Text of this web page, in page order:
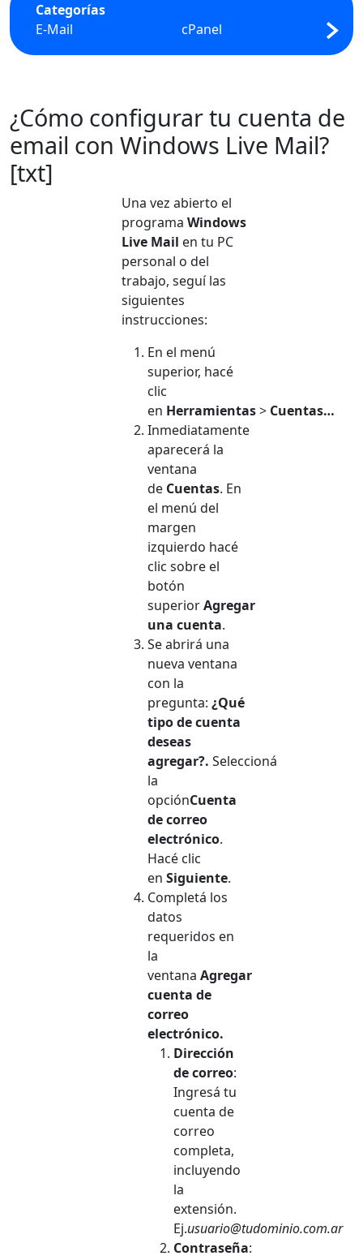
Categorías
E-Mail
cPanel FTP
¿Cómo configurar tu cuenta de
email con Windows Live Mail?
[txt]
Una vez abierto el
programa Windows
Live Mail en tu PC
personal o del
trabajo, seguí las
siguientes
instrucciones:
En el menú
superior, hacé
clic
en Herramientas> Cuentas…
Inmediatamente
aparecerá la
ventana
de Cuentas. En
el menú del
margen
izquierdo hacé
clic sobre el
botón
superiorAgregar
una cuenta.
Se abrirá una
nueva ventana
con la
pregunta: ¿Qué
tipo de cuenta
deseas
agregar?. Seleccioná
la
opciónCuenta
de correo
electrónico.
Hacé clic
en Siguiente.
Completá los
datos
requeridos en
la
ventana Agregar
cuenta de
correo
electrónico.
Dirección
de correo:
Ingresá tu
cuenta de
correo
completa,
incluyendo
la
extensión.
Ej.usuario@tudominio.com.ar
Contraseña: